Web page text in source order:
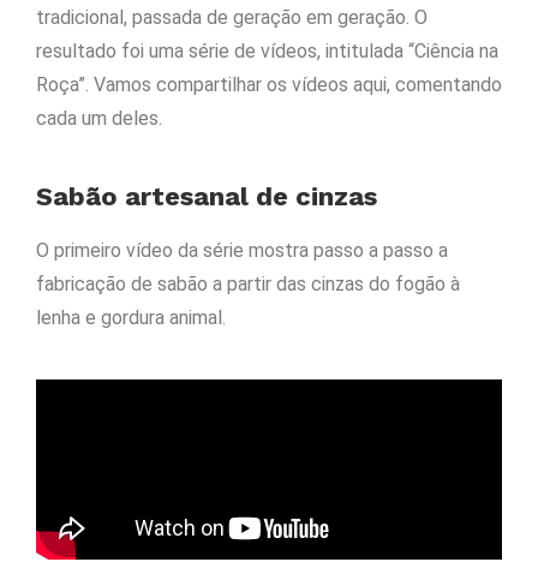
tradicional, passada de geração em geração. O
resultado foi uma série de vídeos, intitulada “Ciência na
Roça”. Vamos compartilhar os vídeos aqui, comentando
cada um deles.
Sabão artesanal de cinzas
O primeiro vídeo da série mostra passo a passo a
fabricação de sabão a partir das cinzas do fogão à
lenha e gordura animal.